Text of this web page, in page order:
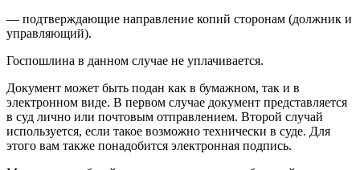
— подтверждающие направление копий сторонам (должник и
управляющий).
Госпошлина в данном случае не уплачивается.
Документ может быть подан как в бумажном, так и в
электронном виде. В первом случае документ представляется
в суд лично или почтовым отправлением. Второй случай
используется, если такое возможно технически в суде. Для
этого вам также понадобится электронная подпись.